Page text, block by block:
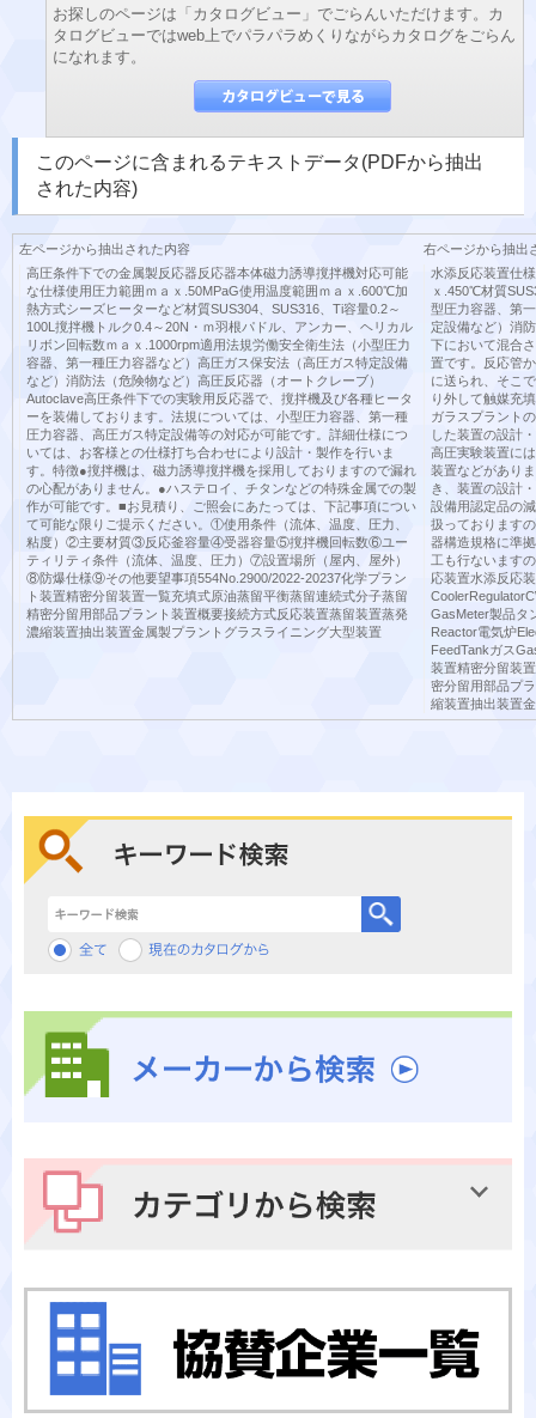
お探しのページは「カタログビュー」でごらんいただけます。カ
タログビューではweb上でパラパラめくりながらカタログをごらん
になれます。
このページに含まれるテキストデータ(PDFから抽出
された内容)
左ページから抽出された内容
高圧条件下での金属製反応器反応器本体磁力誘導撹拌機対応可能
な仕様使用圧力範囲ｍａｘ.50MPaG使用温度範囲ｍａｘ.600℃加
熱方式シーズヒーターなど材質SUS304、SUS316、Ti容量0.2～
100L撹拌機トルク0.4～20N・ｍ羽根パドル、アンカー、ヘリカル
リボン回転数ｍａｘ.1000rpm適用法規労働安全衛生法（小型圧力
容器、第一種圧力容器など）高圧ガス保安法（高圧ガス特定設備
など）消防法（危険物など）高圧反応器（オートクレーブ）
Autoclave高圧条件下での実験用反応器で、撹拌機及び各種ヒータ
ーを装備しております。法規については、小型圧力容器、第一種
圧力容器、高圧ガス特定設備等の対応が可能です。詳細仕様につ
いては、お客様との仕様打ち合わせにより設計・製作を行いま
す。特徴●撹拌機は、磁力誘導撹拌機を採用しておりますので漏れ
の心配がありません。●ハステロイ、チタンなどの特殊金属での製
作が可能です。■お見積り、ご照会にあたっては、下記事項につい
て可能な限りご提示ください。①使用条件（流体、温度、圧力、
粘度）②主要材質③反応釜容量④受器容量⑤撹拌機回転数⑥ユー
ティリティ条件（流体、温度、圧力）⑦設置場所（屋内、屋外）
⑧防爆仕様⑨その他要望事項554No.2900/2022-20237化学プラン
ト装置精密分留装置一覧充填式原油蒸留平衡蒸留連続式分子蒸留
精密分留用部品プラント装置概要接続方式反応装置蒸留装置蒸発
濃縮装置抽出装置金属製プラントグラスライニング大型装置
右ページから抽出
水添反応装置仕
ｘ.450℃材質
型圧力容器、第
定設備など）消
下において混合
置です。反応管
に送られ、そこ
り外して触媒充
ガラスプラント
した装置の設計
高圧実験装置に
装置などがあり
き、装置の設計
設備用認定品の
扱っております
器構造規格に準
工も行ないます
応装置水添反応
GasMeter製品タ
Reactor電気炉
FeedTankガス
装置精密分留装
密分留用部品プ
縮装置抽出装置
キーワード検索